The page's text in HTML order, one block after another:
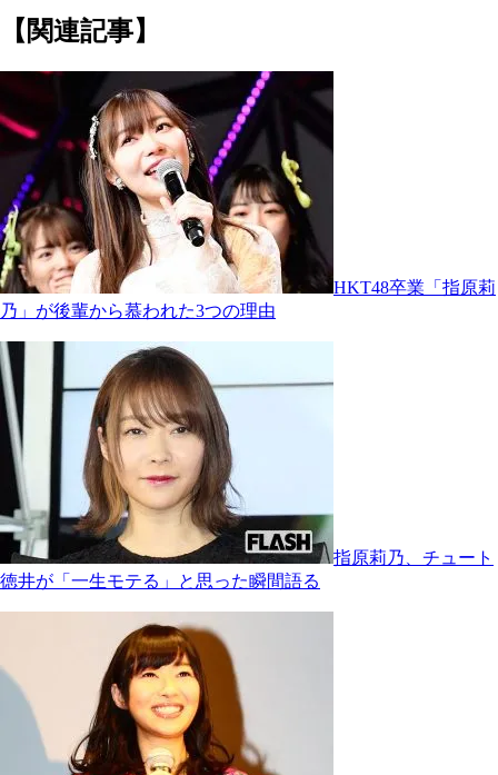
【関連記事】
HKT48卒業「指原莉
乃」が後輩から慕われた3つの理由
指原莉乃、チュート
徳井が「一生モテる」と思った瞬間語る